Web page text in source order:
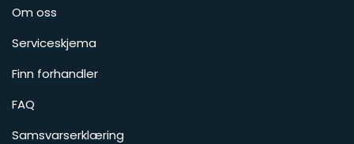
Om oss
Serviceskjema
Finn forhandler
FAQ
Samsvarserklæring